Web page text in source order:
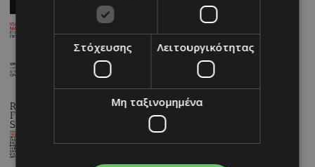
Στόχευσης Λειτουργικότητας
Μη ταξινομημένα